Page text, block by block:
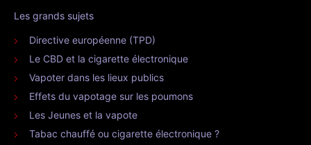
Les grands sujets
Directive européenne (TPD)
Le CBD et la cigarette électronique
Vapoter dans les lieux publics
Effets du vapotage sur les poumons
Les Jeunes et la vapote
Tabac chauffé ou cigarette électronique ?